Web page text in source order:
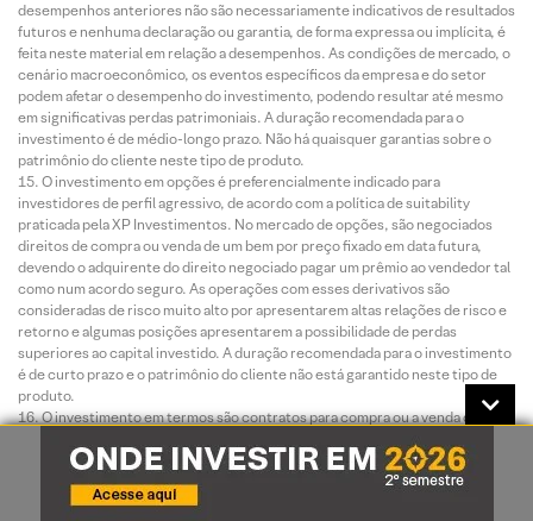
desempenhos anteriores não são necessariamente indicativos de resultados
futuros e nenhuma declaração ou garantia, de forma expressa ou implícita, é
feita neste material em relação a desempenhos. As condições de mercado, o
cenário macroeconômico, os eventos específicos da empresa e do setor
podem afetar o desempenho do investimento, podendo resultar até mesmo
em significativas perdas patrimoniais. A duração recomendada para o
investimento é de médio-longo prazo. Não há quaisquer garantias sobre o
patrimônio do cliente neste tipo de produto.
O investimento em opções é preferencialmente indicado para
investidores de perfil agressivo, de acordo com a política de suitability
praticada pela XP Investimentos. No mercado de opções, são negociados
direitos de compra ou venda de um bem por preço fixado em data futura,
devendo o adquirente do direito negociado pagar um prêmio ao vendedor tal
como num acordo seguro. As operações com esses derivativos são
consideradas de risco muito alto por apresentarem altas relações de risco e
retorno e algumas posições apresentarem a possibilidade de perdas
superiores ao capital investido. A duração recomendada para o investimento
é de curto prazo e o patrimônio do cliente não está garantido neste tipo de
produto.
O investimento em termos são contratos para compra ou a venda de uma
prazo determinado. O prazo do contrato a Termo é livremente escolhido
pelos investidores, obedecendo o prazo mínimo de 16 dias e máximo de 999
dias corridos. O preço será o valor da ação adicionado de uma parcela